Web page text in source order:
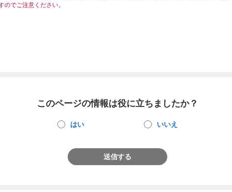
でご注意ください。
このページの情報は役に立ちましたか？
はい いいえ
送信する